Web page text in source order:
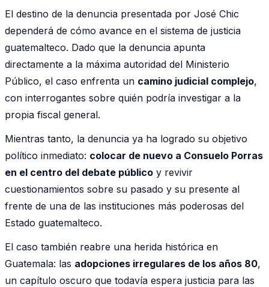
El destino de la denuncia presentada por José Chic
dependerá de cómo avance en el sistema de justicia
guatemalteco. Dado que la denuncia apunta
directamente a la máxima autoridad del Ministerio
Público, el caso enfrenta un camino judicial complejo,
con interrogantes sobre quién podría investigar a la
propia fiscal general.
Mientras tanto, la denuncia ya ha logrado su objetivo
político inmediato: colocar de nuevo a Consuelo Porras
en el centro del debate público y revivir
cuestionamientos sobre su pasado y su presente al
frente de una de las instituciones más poderosas del
Estado guatemalteco.
El caso también reabre una herida histórica en
Guatemala: las adopciones irregulares de los años 80,
un capítulo oscuro que todavía espera justicia para las